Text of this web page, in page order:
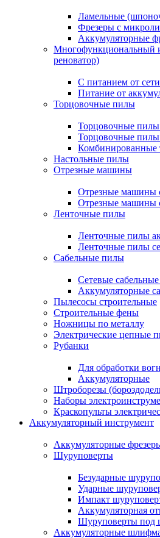
Ламельные
Фрезеры с
Аккумуляторные
Многофункциональный
реноватор)
С питанием от сети
Питание от
Торцовочные пилы
Торцовочные пилы
Торцовочные пилы
Комбинированные
Настольные пилы
Отрезные машины
Отрезные машины
Отрезные машины
Ленточные пилы
Ленточные пилы
Ленточные пилы
Сабельные пилы
Сетевые
Аккумуляторные
Пылесосы строительные
Строительные фены
Ножницы по металлу
Электрические цепные
Рубанки
Для обработки
Аккумуляторные
Штроборезы
Наборы
Краскопульты
Аккумуляторный инструмент
Аккумуляторные
Шуруповерты
Безударные
Ударные
Импакт
Аккумуляторная
Шуруповерты под
Аккумуляторные